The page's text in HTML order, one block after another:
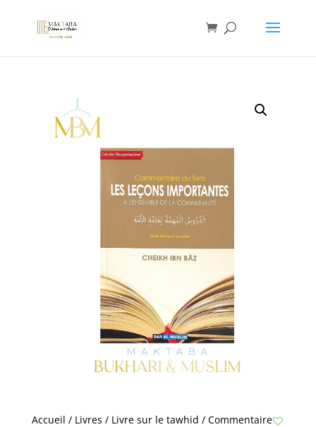
Accueil / Livres / Livre sur le tawhid / Commentaire